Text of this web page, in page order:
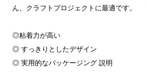
ん、クラフトプロジェクトに最適です。
◎粘着力が高い
◎ すっきりとしたデザイン
◎ 実用的なパッケージング 説明